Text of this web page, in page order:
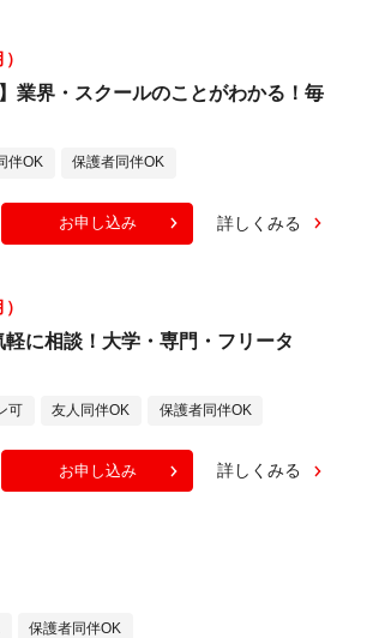
業界・スクールのことがわかる！毎
伴OK 保護者同伴OK
お申し込み 詳しくみる
に相談！大学・専門・フリータ
可 友人同伴OK 保護者同伴OK
お申し込み 詳しくみる
保護者同伴OK